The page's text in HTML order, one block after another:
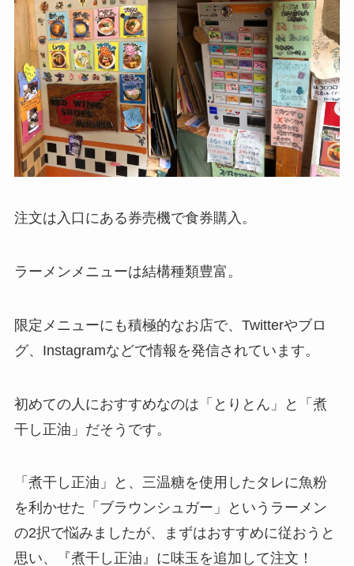
注文は入口にある券売機で食券購入。
ラーメンメニューは結構種類豊富。
限定メニューにも積極的なお店で、Twitterやブロ
グ、Instagramなどで情報を発信されています。
初めての人におすすめなのは「とりとん」と「煮
干し正油」だそうです。
「煮干し正油」と、三温糖を使用したタレに魚粉
を利かせた「ブラウンシュガー」というラーメン
の2択で悩みましたが、まずはおすすめに従おうと
思い、『煮干し正油』に味玉を追加して注文！